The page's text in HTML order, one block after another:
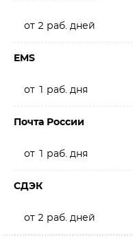
от 2 раб. дней
EMS
от 1 раб. дня
Почта России
от 1 раб. дня
СДЭК
от 2 раб. дней